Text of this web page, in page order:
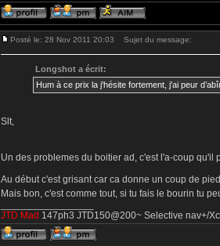
Posté le: 28 Nov 2011 20:03 Sujet du message:
Longshot a écrit:
Hum à ce prix la j'hésite fortement, j'ai peur
Slt,
Un des problemes du boitier ad, c'est l'a-coup
Au début c'est grisant car ca donne un coup de
Mais bon, c'est comme tout, si tu fais le bourin tu
JTD Mad 147ph3 JTD150@200~ Selective nav+/